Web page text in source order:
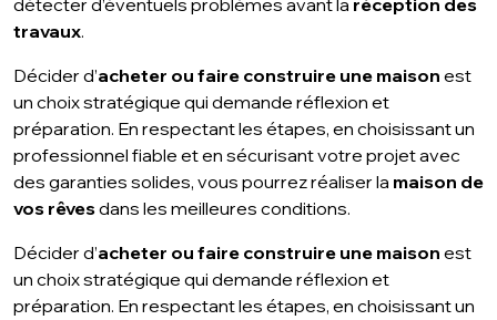
détecter d’éventuels problèmes avant la réception des
travaux.
Décider d’acheter ou faire construire une maison est
un choix stratégique qui demande réflexion et
préparation. En respectant les étapes, en choisissant un
professionnel fiable et en sécurisant votre projet avec
des garanties solides, vous pourrez réaliser la maison de
vos rêvesdans les meilleures conditions.
Décider d’acheter ou faire construire une maison est
un choix stratégique qui demande réflexion et
préparation. En respectant les étapes, en choisissant un